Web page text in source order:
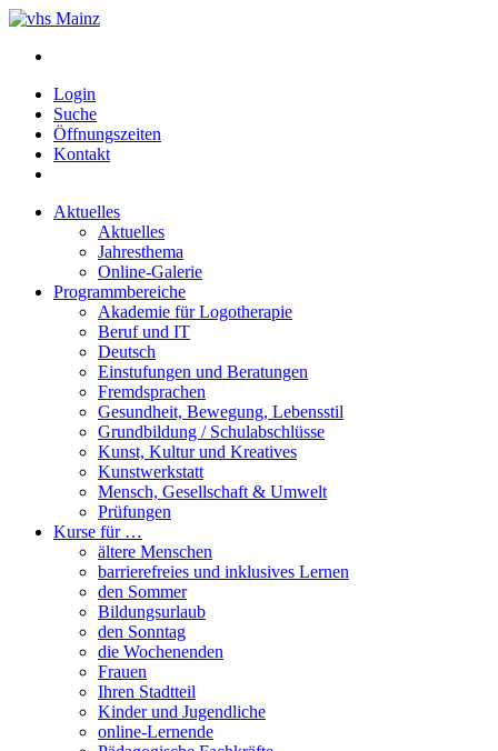
Login
Suche
Öffnungszeiten
Kontakt
Aktuelles
Aktuelles
Jahresthema
Online-Galerie
Programmbereiche
Akademie für Logotherapie
Beruf und IT
Deutsch
Einstufungen und Beratungen
Fremdsprachen
Gesundheit, Bewegung, Lebensstil
Grundbildung / Schulabschlüsse
Kunst, Kultur und Kreatives
Kunstwerkstatt
Mensch, Gesellschaft & Umwelt
Prüfungen
Kurse für …
ältere Menschen
barrierefreies und inklusives Lernen
den Sommer
Bildungsurlaub
den Sonntag
die Wochenenden
Frauen
Ihren Stadtteil
Kinder und Jugendliche
online-Lernende